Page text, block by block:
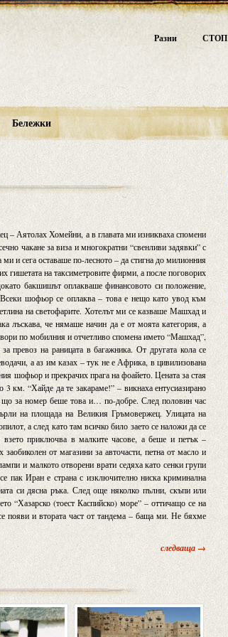
Разни СТОП
Бележки
– Аятолах Хомейни, а в главата ми изникваха спомени
чакане за виза и многократни “свенливи задявки” с
ми и сега оставаше по-лесното – да стигна до милионния
гишетата на таксиметровите фирми, а после поговорих
бакшишът оплакваше финансовото си положение,
шофьор се оплаква – това е нещо като увод към
на светофарите. Хотелът ми се казваше Машхад и
лъскава, че нямаше начин да е от моята категория, а
по мобилния и отчетливо спомена името “Машхад”,
превоз на раницата в багажника. От другата кола се
а аз им казах – тук не е Африка, в цивилизована
шофьор и прекрачих прага на фоайето. Цената за стая
км. “Хайде да те закараме!” – викнаха ентусиазирано
що за номер беше това и… по-добре. След половин час
на площада на Великия Гръмовержец. Улицата на
а след като там всичко било заето се наложи да се
приключва в малките часове, а беше и петък –
от магазини за авточасти, петна от масло и
и малкото отворени врати седяха като сенки групи
пак Иран е страна с изключително ниска криминална
си дясна ръка. След още няколко пълни, скъпи или
“Хазарско (тоест Каспийско) море” – оттичащо се на
появи и втората част от тандема – баща ми. Не бяхме
следваща →